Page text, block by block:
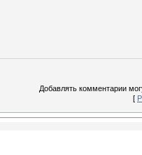
Добавлять комментарии
[